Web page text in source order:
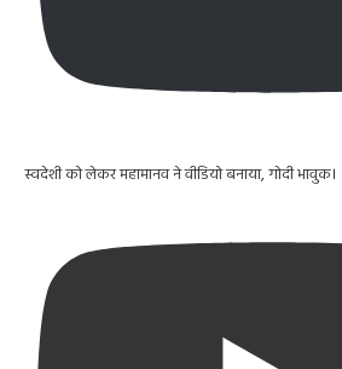
स्वदेशी को लेकर महामानव ने वीडियो बनाया, गोदी भावुक।